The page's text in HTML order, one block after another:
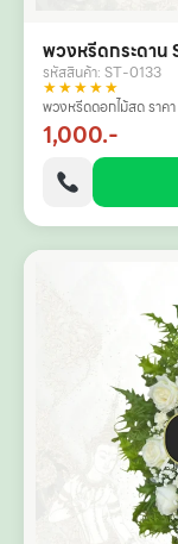
พวงหรีดกระดาน
รหัสสินค้า: ST-0133
★★★★★
พวงหรีดดอกไม้สด รา
1,000.-